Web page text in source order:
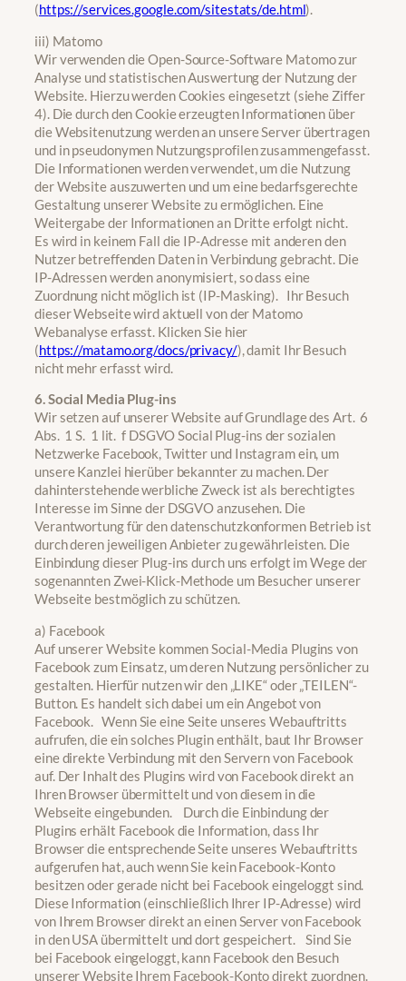
(https://services.google.com/sitestats/de.html).
iii) Matomo
Wir verwenden die Open-Source-Software Matomo zur
Analyse und statistischen Auswertung der Nutzung der
Website. Hierzu werden Cookies eingesetzt (siehe Ziffer
4). Die durch den Cookie erzeugten Informationen über
die Websitenutzung werden an unsere Server übertragen
und in pseudonymen Nutzungsprofilen zusammengefasst.
Die Informationen werden verwendet, um die Nutzung
der Website auszuwerten und um eine bedarfsgerechte
Gestaltung unserer Website zu ermöglichen. Eine
Weitergabe der Informationen an Dritte erfolgt nicht.
Es wird in keinem Fall die IP-Adresse mit anderen den
Nutzer betreffenden Daten in Verbindung gebracht. Die
IP-Adressen werden anonymisiert, so dass eine
Zuordnung nicht möglich ist (IP-Masking). Ihr Besuch
dieser Webseite wird aktuell von der Matomo
Webanalyse erfasst. Klicken Sie hier
(https://matamo.org/docs/privacy/), damit Ihr Besuch
nicht mehr erfasst wird.
6. Social Media Plug-ins
Wir setzen auf unserer Website auf Grundlage des Art. 6
Abs. 1 S. 1 lit. f DSGVO Social Plug-ins der sozialen
Netzwerke Facebook, Twitter und Instagram ein, um
unsere Kanzlei hierüber bekannter zu machen. Der
dahinterstehende werbliche Zweck ist als berechtigtes
Interesse im Sinne der DSGVO anzusehen. Die
Verantwortung für den datenschutzkonformen Betrieb ist
durch deren jeweiligen Anbieter zu gewährleisten. Die
Einbindung dieser Plug-ins durch uns erfolgt im Wege der
sogenannten Zwei-Klick-Methode um Besucher unserer
Webseite bestmöglich zu schützen.
a) Facebook
Auf unserer Website kommen Social-Media Plugins von
Facebook zum Einsatz, um deren Nutzung persönlicher zu
gestalten. Hierfür nutzen wir den „LIKE“ oder „TEILEN“-
Button. Es handelt sich dabei um ein Angebot von
Facebook. Wenn Sie eine Seite unseres Webauftritts
aufrufen, die ein solches Plugin enthält, baut Ihr Browser
eine direkte Verbindung mit den Servern von Facebook
auf. Der Inhalt des Plugins wird von Facebook direkt an
Ihren Browser übermittelt und von diesem in die
Webseite eingebunden. Durch die Einbindung der
Plugins erhält Facebook die Information, dass Ihr
Browser die entsprechende Seite unseres Webauftritts
aufgerufen hat, auch wenn Sie kein Facebook-Konto
besitzen oder gerade nicht bei Facebook eingeloggt sind.
Diese Information (einschließlich Ihrer IP-Adresse) wird
von Ihrem Browser direkt an einen Server von Facebook
in den USA übermittelt und dort gespeichert. Sind Sie
bei Facebook eingeloggt, kann Facebook den Besuch
unserer Website Ihrem Facebook-Konto direkt zuordnen.